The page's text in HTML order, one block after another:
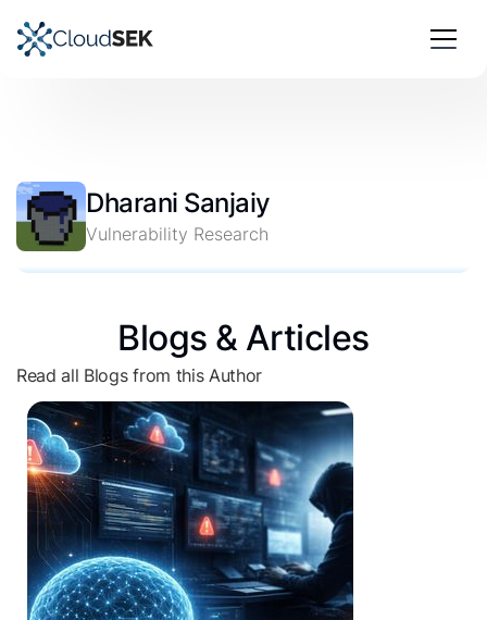
Dharani Sanjaiy
Vulnerability Research
Blogs & Articles
Read all Blogs from this Author